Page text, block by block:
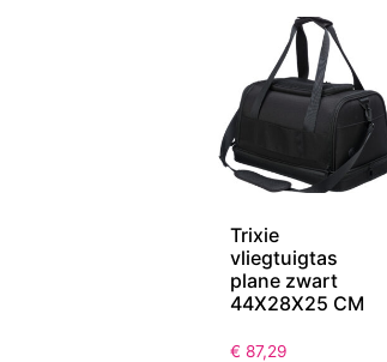
Trixie
vliegtuigtas
plane zwart
44X28X25 CM
€ 87,29